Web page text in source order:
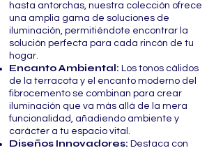
hasta antorchas, nuestra colección ofrece
una amplia gama de soluciones de
iluminación, permitiéndote encontrar la
solución perfecta para cada rincón de tu
hogar.
Encanto Ambiental: Los tonos cálidos
de la terracota y el encanto moderno del
fibrocemento se combinan para crear
iluminación que va más allá de la mera
funcionalidad, añadiendo ambiente y
carácter a tu espacio vital.
Diseños Innovadores: Destaca con